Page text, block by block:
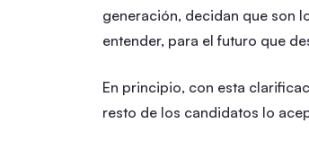
generación, decidan que son
entender, para el futuro que
En principio, con esta
resto de los candidatos lo